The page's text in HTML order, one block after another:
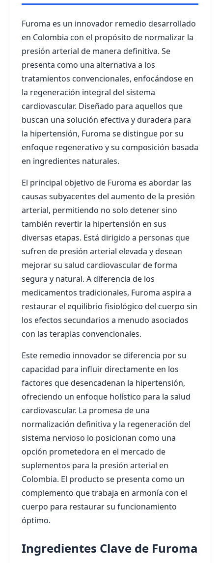
Furoma es un innovador remedio desarrollado
en Colombia con el propósito de normalizar la
presión arterial de manera definitiva. Se
presenta como una alternativa a los
tratamientos convencionales, enfocándose en
la regeneración integral del sistema
cardiovascular. Diseñado para aquellos que
buscan una solución efectiva y duradera para
la hipertensión, Furoma se distingue por su
enfoque regenerativo y su composición basada
en ingredientes naturales.
El principal objetivo de Furoma es abordar las
causas subyacentes del aumento de la presión
arterial, permitiendo no solo detener sino
también revertir la hipertensión en sus
diversas etapas. Está dirigido a personas que
sufren de presión arterial elevada y desean
mejorar su salud cardiovascular de forma
segura y natural. A diferencia de los
medicamentos tradicionales, Furoma aspira a
restaurar el equilibrio fisiológico del cuerpo sin
los efectos secundarios a menudo asociados
con las terapias convencionales.
Este remedio innovador se diferencia por su
capacidad para influir directamente en los
factores que desencadenan la hipertensión,
ofreciendo un enfoque holístico para la salud
cardiovascular. La promesa de una
normalización definitiva y la regeneración del
sistema nervioso lo posicionan como una
opción prometedora en el mercado de
suplementos para la presión arterial en
Colombia. El producto se presenta como un
complemento que trabaja en armonía con el
cuerpo para restaurar su funcionamiento
óptimo.
Ingredientes Clave de Furoma